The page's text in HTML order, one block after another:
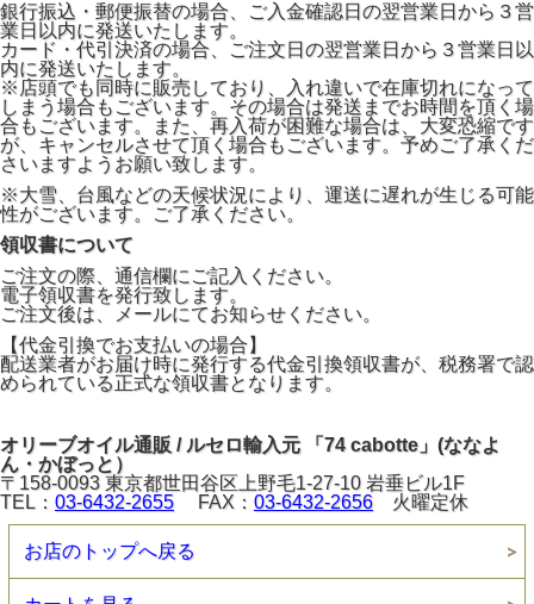
銀行振込・郵便振替の場合、ご入金確認日の翌営業日から３営
業日以内に発送いたします。
カード・代引決済の場合、ご注文日の翌営業日から３営業日以
内に発送いたします。
※店頭でも同時に販売しており、入れ違いで在庫切れになって
しまう場合もございます。その場合は発送までお時間を頂く場
合もございます。また、再入荷が困難な場合は、大変恐縮です
が、キャンセルさせて頂く場合もございます。予めご了承くだ
さいますようお願い致します。
※大雪、台風などの天候状況により、運送に遅れが生じる可能
性がございます。ご了承ください。
領収書について
ご注文の際、通信欄にご記入ください。
電子領収書を発行致します。
ご注文後は、メールにてお知らせください。
【代金引換でお支払いの場合】
配送業者がお届け時に発行する代金引換領収書が、税務署で認
められている正式な領収書となります。
オリーブオイル通販 / ルセロ輸入元 「74 cabotte」(ななよ
ん・かぼっと）
〒158-0093 東京都世田谷区上野毛1-27-10 岩垂ビル1F
TEL： 03-6432-2655 FAX： 03-6432-2656 火曜定休
お店のトップへ戻る